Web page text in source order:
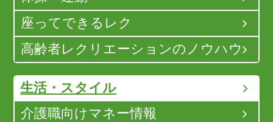
座ってできるレク
高齢者レクリエーションのノウハウ
生活・スタイル
介護職向けマネー情報